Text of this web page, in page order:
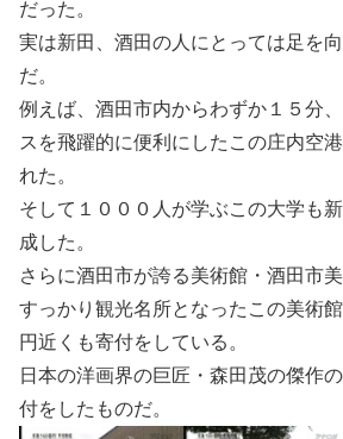
だった。
実は新田、酒田の人にとっては足を
だ。
例えば、酒田市内からわずか１５分
スを飛躍的に便利にしたこの庄内空
れた。
そして１０００人が学ぶこの大学も
成した。
さらに酒田市が誇る美術館・酒田市美
すっかり観光名所となったこの美術
円近くも寄付をしている。
日本の洋画界の巨匠・森田茂の傑作
付をしたものだ。